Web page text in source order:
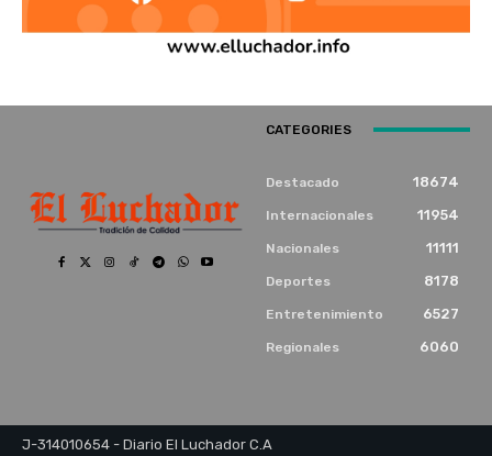
CATEGORIES
Destacado 18674
Internacionales 11954
Nacionales 11111
Deportes 8178
Entretenimiento 6527
Regionales 6060
J-314010654 - Diario El Luchador C.A